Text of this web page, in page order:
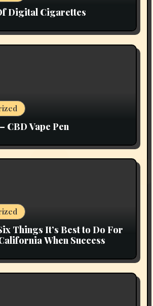
Digital Cigarettes
CBD Vape Pen
Things It’s Best to Do For
When Success